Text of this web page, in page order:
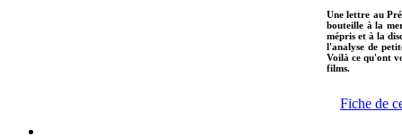
Une lettre au
bouteille à la
mépris et à la
l'analyse de
Voilà ce qu'ont
films.
Fiche de